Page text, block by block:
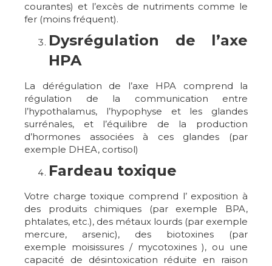
courantes) et l’excès de nutriments comme le
fer (moins fréquent).
Dysrégulation de l’axe
HPA
La dérégulation de l’axe HPA comprend la
régulation de la communication entre
l’hypothalamus, l’hypophyse et les glandes
surrénales, et l’équilibre de la production
d’hormones associées à ces glandes (par
exemple DHEA, cortisol)
Fardeau toxique
Votre charge toxique comprend l’ exposition à
des produits chimiques (par exemple BPA,
phtalates, etc.), des métaux lourds (par exemple
mercure, arsenic), des biotoxines (par
exemple moisissures / mycotoxines ), ou une
capacité de désintoxication réduite en raison